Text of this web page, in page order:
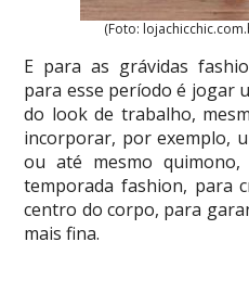
(Foto:
E para as grávidas
para esse período é jogar
do look de trabalho,
incorporar, por exemplo,
ou até mesmo
temporada fashion, para
centro do corpo, para
mais fina.